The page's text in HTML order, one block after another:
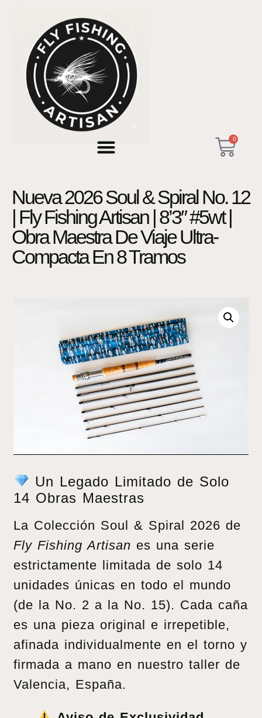
0
Nueva 2026 Soul & Spiral No. 12
| Fly Fishing Artisan | 8’3″ #5wt |
Obra Maestra De Viaje Ultra-
Compacta En 8 Tramos
Un Legado Limitado de Solo
14 Obras Maestras
La Colección Soul & Spiral 2026 de
Fly Fishing Artisan es una serie
estrictamente limitada de solo 14
unidades únicas en todo el mundo
(de la No. 2 a la No. 15). Cada caña
es una pieza original e irrepetible,
afinada individualmente en el torno y
firmada a mano en nuestro taller de
Valencia, España.